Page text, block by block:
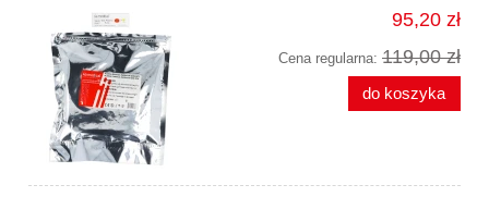
95,20 zł
Cena regularna: 119,00 zł
do koszyka